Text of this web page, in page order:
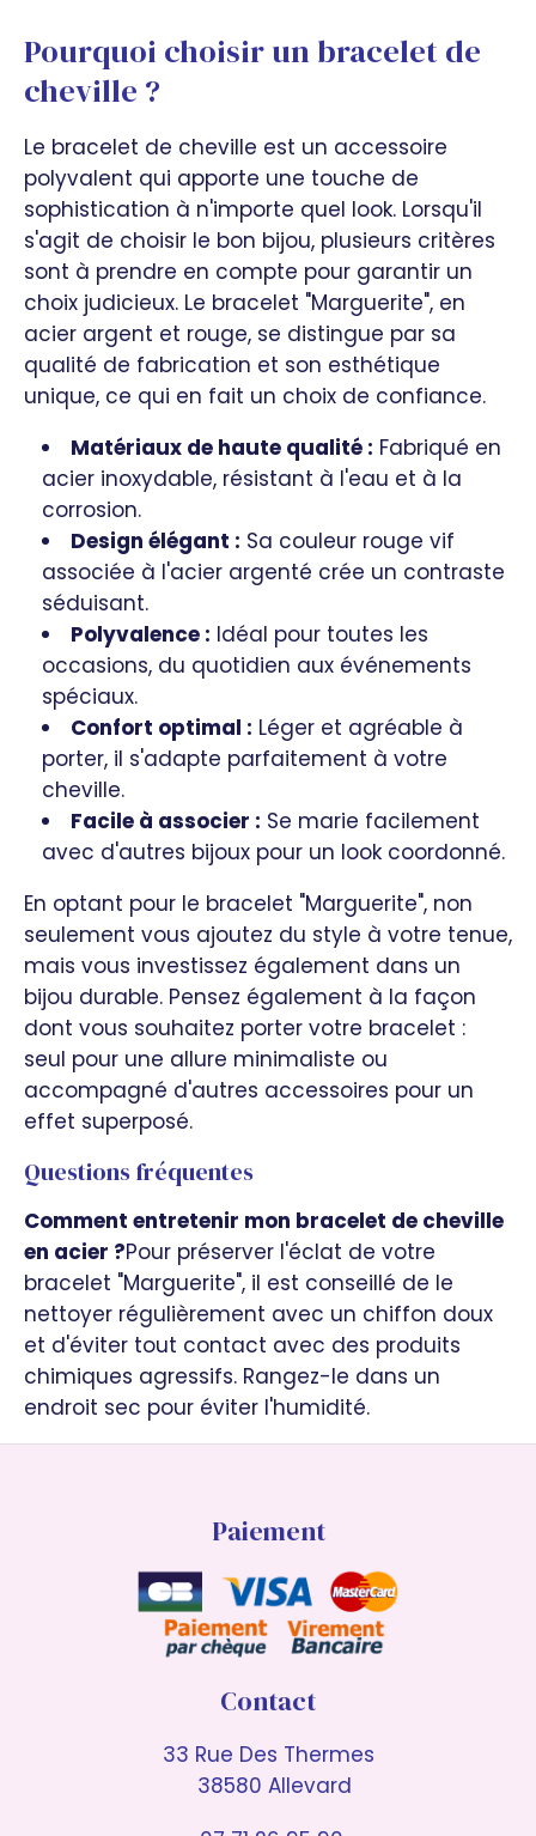
Pourquoi choisir un bracelet de
cheville ?
Le bracelet de cheville est un accessoire
polyvalent qui apporte une touche de
sophistication à n'importe quel look. Lorsqu'il
s'agit de choisir le bon bijou, plusieurs critères
sont à prendre en compte pour garantir un
choix judicieux. Le bracelet "Marguerite", en
acier argent et rouge, se distingue par sa
qualité de fabrication et son esthétique
unique, ce qui en fait un choix de confiance.
Matériaux de haute qualité : Fabriqué en
acier inoxydable, résistant à l'eau et à la
corrosion.
Design élégant : Sa couleur rouge vif
associée à l'acier argenté crée un contraste
séduisant.
Polyvalence : Idéal pour toutes les
occasions, du quotidien aux événements
spéciaux.
Confort optimal : Léger et agréable à
porter, il s'adapte parfaitement à votre
cheville.
Facile à associer : Se marie facilement
avec d'autres bijoux pour un look coordonné.
En optant pour le bracelet "Marguerite", non
seulement vous ajoutez du style à votre tenue,
mais vous investissez également dans un
bijou durable. Pensez également à la façon
dont vous souhaitez porter votre bracelet :
seul pour une allure minimaliste ou
accompagné d'autres accessoires pour un
effet superposé.
Questions fréquentes
Comment entretenir mon bracelet de cheville
en acier ?Pour préserver l'éclat de votre
bracelet "Marguerite", il est conseillé de le
nettoyer régulièrement avec un chiffon doux
et d'éviter tout contact avec des produits
chimiques agressifs. Rangez-le dans un
endroit sec pour éviter l'humidité.
Paiement
Contact
33 Rue Des Thermes
38580 Allevard